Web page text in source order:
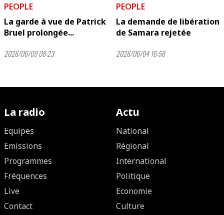
PEOPLE
La garde à vue de Patrick
Bruel prolongée...
2026/06/09 08:23
PEOPLE
La demande de libération
de Samara rejetée
2026/06/04 16:56
La radio
Equipes
Emissions
Programmes
Fréquences
Live
Contact
Actu
National
Régional
International
Politique
Economie
Culture